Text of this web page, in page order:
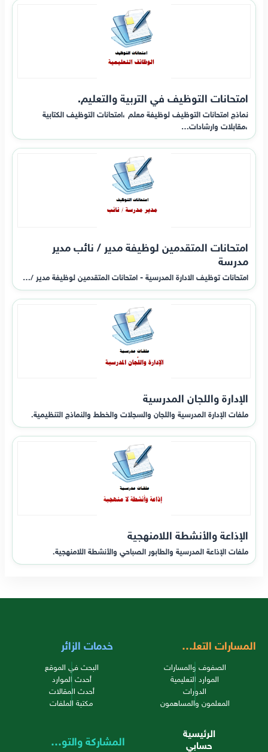
امتحانات التوظيف في التربية والتعليم.
نماذج امتحانات التوظيف لوظيفة معلم ،امتحانات التوظيف الكتابية
،مقابلات وارشادات…
امتحانات المتقدمين لوظيفة مدير / نائب مدير
مدرسة
امتحانات توظيف الادارة المدرسية - امتحانات المتقدمين لوظيفة مدير /…
الإدارة واللجان المدرسية
ملفات الإدارة المدرسية واللجان والسجلات والخطط والنماذج التنظيمية.
الإذاعة والأنشطة اللامنهجية
ملفات الإذاعة المدرسية والطابور الصباحي والأنشطة اللامنهجية.
المسارات التعليمية
الصفوف والمسارات
الموارد التعليمية
الدورات
المعلمون والمساهمون
خدمات الزائر
البحث في الموقع
أحدث الموارد
أحدث المقالات
مكتبة الملفات
الرئيسية
حسابي المشاركة والتواصل